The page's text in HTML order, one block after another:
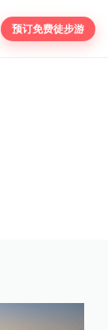
预订免费徒步游